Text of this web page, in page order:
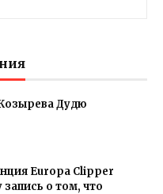
Дудю
Europa Clipper
о том, что